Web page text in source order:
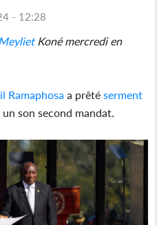
- 12:28
Koné mercredi en
Ramaphosa a prêtéserment
son second mandat.